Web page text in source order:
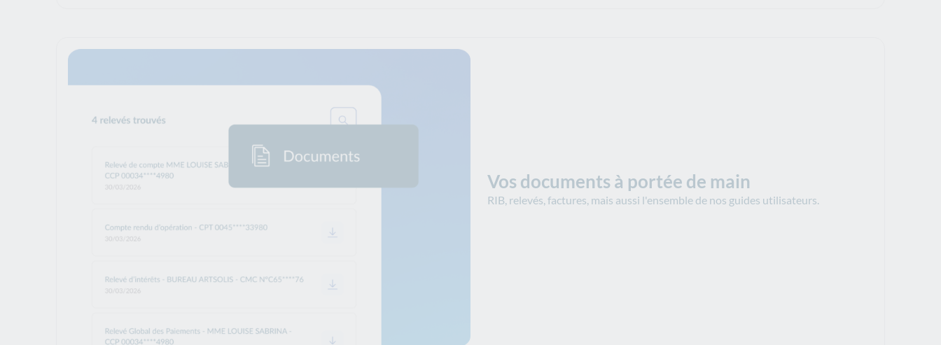
Vos documents à portée de main
RIB, relevés, factures, mais aussi l'ensemble de nos guides utilisateurs.